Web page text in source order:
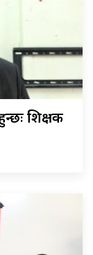
शिक्षक